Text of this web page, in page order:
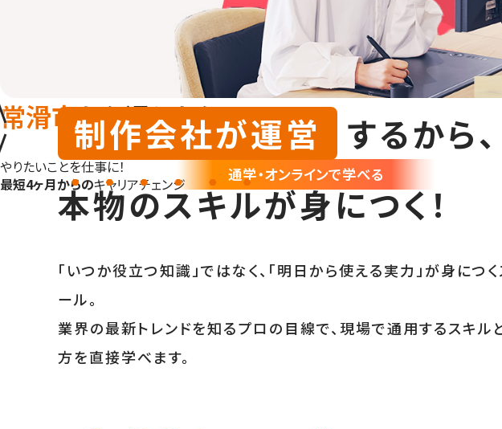
常滑市から通うなら！
通学・オンラインで学べる
やりたいことを仕事に！
最短4ヶ月からのキャリアチェンジ
制作会社が運営
するから、
本物のスキルが身につく！
「いつか役立つ知識」ではなく、「明日から使える実力」が身につく
ール。
業界の最新トレンドを知るプロの目線で、現場で通用するスキル
方を直接学べます。